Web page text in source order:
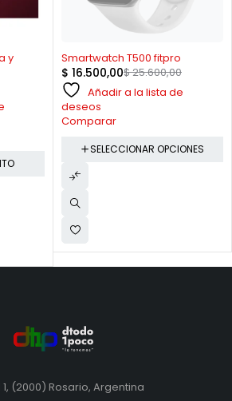
y
Smartwatch T500 fitpro
$25.600,00
$ 16.500,00
Añadir a la lista de
deseos
Comparar
SELECCIONAR OPCIONES
1, (2000) Rosario, Argentina